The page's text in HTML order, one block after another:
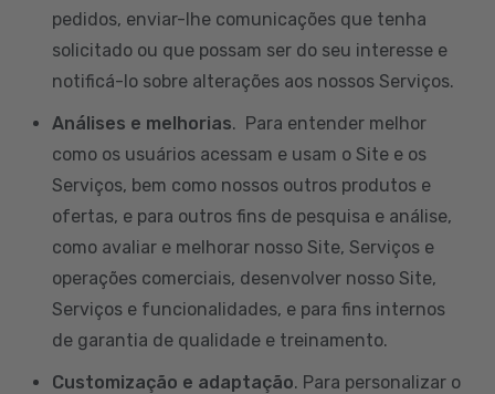
pedidos, enviar-lhe comunicações que tenha
solicitado ou que possam ser do seu interesse e
notificá-lo sobre alterações aos nossos Serviços.
Análises e melhorias. Para entender melhor
como os usuários acessam e usam o Site e os
Serviços, bem como nossos outros produtos e
ofertas, e para outros fins de pesquisa e análise,
como avaliar e melhorar nosso Site, Serviços e
operações comerciais, desenvolver nosso Site,
Serviços e funcionalidades, e para fins internos
de garantia de qualidade e treinamento.
Customização e adaptação. Para personalizar o